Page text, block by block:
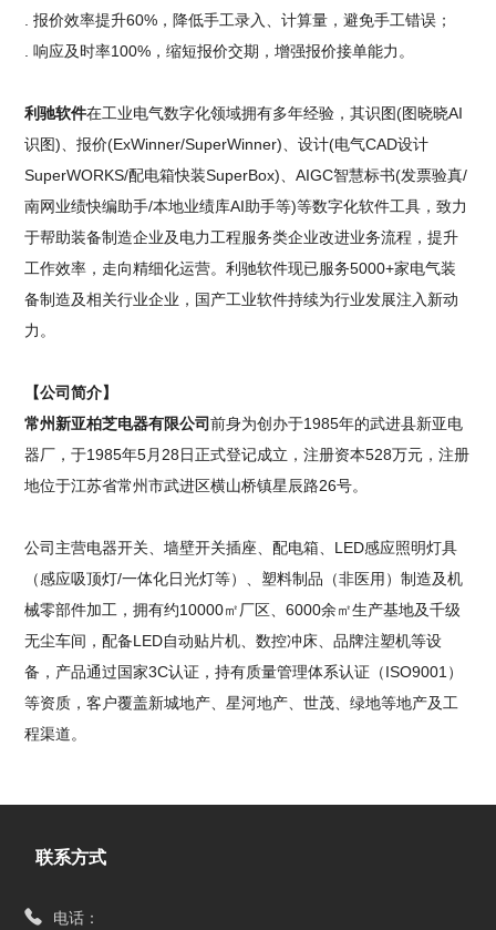
. 报价效率提升60%，降低手工录入、计算量，避免手工错误；
. 响应及时率100%，缩短报价交期，增强报价接单能力。
利驰软件在工业电气数字化领域拥有多年经验，其识图(图晓晓AI
识图)、报价(ExWinner/SuperWinner)、设计(电气CAD设计
SuperWORKS/配电箱快装SuperBox)、AIGC智慧标书(发票验真/
南网业绩快编助手/本地业绩库AI助手等)等数字化软件工具，致力
于帮助装备制造企业及电力工程服务类企业改进业务流程，提升
工作效率，走向精细化运营。利驰软件现已服务5000+家电气装
备制造及相关行业企业，国产工业软件持续为行业发展注入新动
力。
【公司简介】
常州新亚柏芝电器有限公司前身为创办于1985年的武进县新亚电
器厂，于1985年5月28日正式登记成立，注册资本528万元，注册
地位于江苏省常州市武进区横山桥镇星辰路26号。
公司主营电器开关、墙壁开关插座、配电箱、LED感应照明灯具
（感应吸顶灯/一体化日光灯等）、塑料制品（非医用）制造及机
械零部件加工，拥有约10000㎡厂区、6000余㎡生产基地及千级
无尘车间，配备LED自动贴片机、数控冲床、品牌注塑机等设
备，产品通过国家3C认证，持有质量管理体系认证（ISO9001）
等资质，客户覆盖新城地产、星河地产、世茂、绿地等地产及工
程渠道。
联系方式
电话：